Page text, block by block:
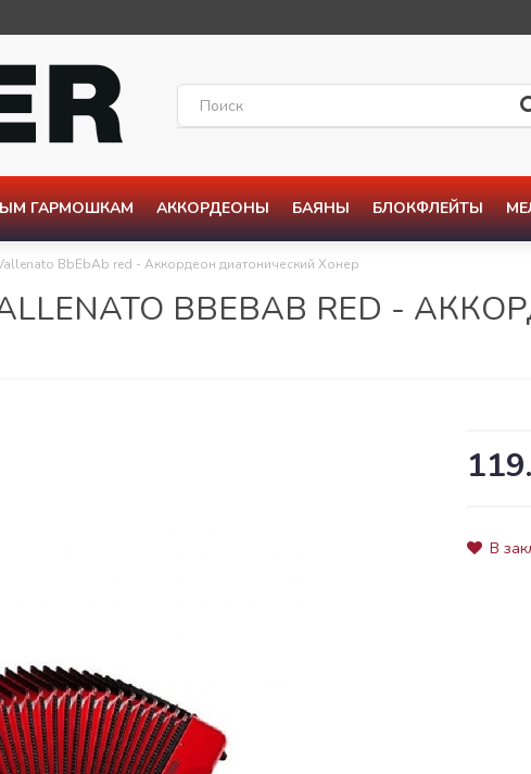
ГАРМОШКАМ АККОРДЕОНЫ БАЯНЫ БЛОКФЛЕЙТЫ
BbEbAb red - Аккордеон диатонический Хонер
BBEBAB RED -
В